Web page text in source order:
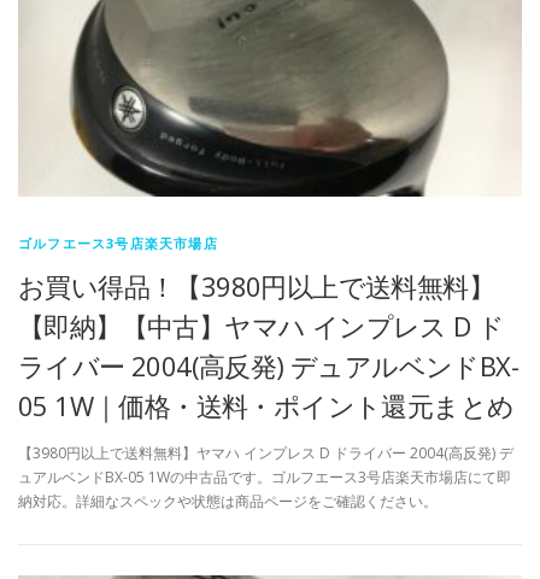
ゴルフエース3号店楽天市場店
お買い得品！【3980円以上で送料無料】
【即納】【中古】ヤマハ インプレス D ド
ライバー 2004(高反発) デュアルベンドBX-
05 1W｜価格・送料・ポイント還元まとめ
【3980円以上で送料無料】ヤマハ インプレス D ドライバー 2004(高反発) デ
ュアルベンドBX-05 1Wの中古品です。ゴルフエース3号店楽天市場店にて即
納対応。詳細なスペックや状態は商品ページをご確認ください。